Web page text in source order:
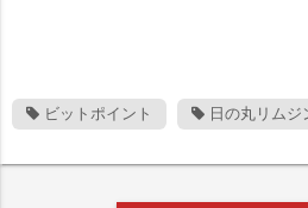
ビットポイント 日の丸リムジ